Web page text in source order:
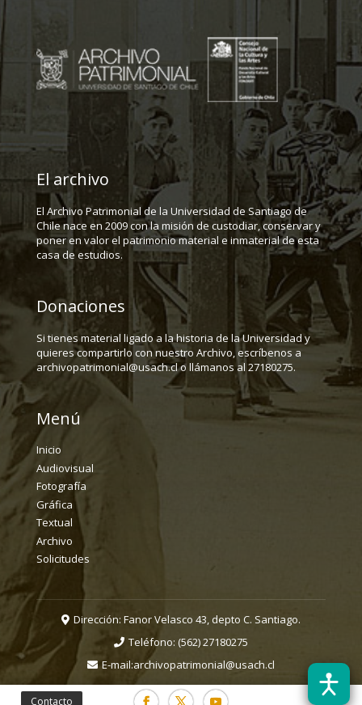
Contacto
El archivo
El Archivo Patrimonial de la Universidad de Santiago de
Chile nace en 2009 con la misión de custodiar, conservar y
poner en valor el patrimonio material e inmaterial de esta
casa de estudios.
Donaciones
Si tienes material ligado a la historia de la Universidad y
quieres compartirlo con nuestro Archivo, escríbenos a
archivopatrimonial@usach.cl o llámanos al 27180275.
Menú
Inicio
Audiovisual
Fotografía
Gráfica
Textual
Archivo
Solicitudes
Dirección: Fanor Velasco 43, depto C. Santiago.
Teléfono: (562) 27180275
E-mail:archivopatrimonial@usach.cl